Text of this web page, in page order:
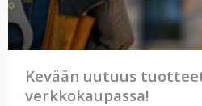
Kevään uutuus
verkkokaupassa!